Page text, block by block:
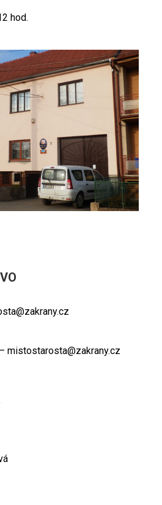
hod.
mistostarosta@zakrany.cz